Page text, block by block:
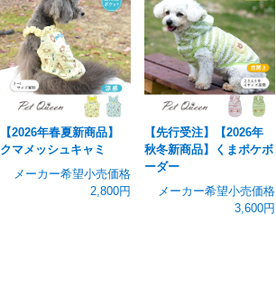
【2026年春夏新商品】
クマメッシュキャミ
メーカー希望小売価格
2,800円
【先行受注】【2026年
秋冬新商品】くまポケボ
ーダー
メーカー希望小売価格
3,600円